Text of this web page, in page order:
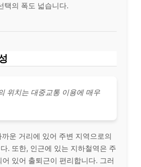
택의 폭도 넓습니다.
위치는 대중교통 이용에 매우
까운 거리에 있어 주변 지역으로의
. 또한, 인근에 있는 지하철역은 주
어 있어 출퇴근이 편리합니다. 그러